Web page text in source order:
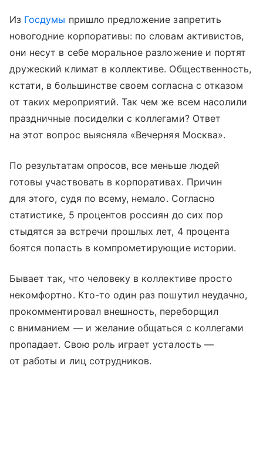
Из Госдумы пришло предложение запретить
новогодние корпоративы: по словам активистов,
они несут в себе моральное разложение и портят
дружеский климат в коллективе. Общественность,
кстати, в большинстве своем согласна с отказом
от таких мероприятий. Так чем же всем насолили
праздничные посиделки с коллегами? Ответ
на этот вопрос выясняла «Вечерняя Москва».
По результатам опросов, все меньше людей
готовы участвовать в корпоративах. Причин
для этого, судя по всему, немало. Согласно
статистике, 5 процентов россиян до сих пор
стыдятся за встречи прошлых лет, 4 процента
боятся попасть в компрометирующие истории.
Бывает так, что человеку в коллективе просто
некомфортно. Кто-то один раз пошутил неудачно,
прокомментировал внешность, переборщил
с вниманием — и желание общаться с коллегами
пропадает. Свою роль играет усталость —
от работы и лиц сотрудников.